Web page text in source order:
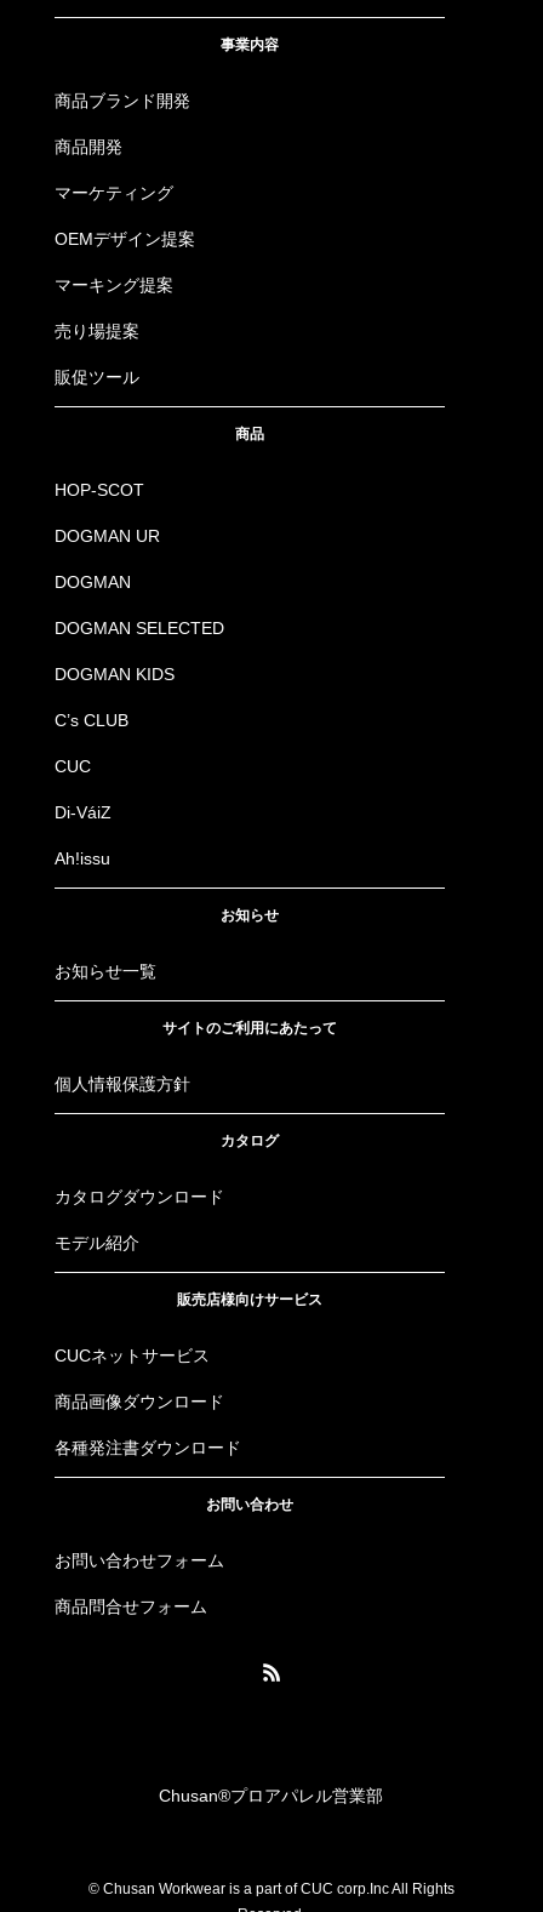
事業内容
商品ブランド開発
商品開発
マーケティング
OEMデザイン提案
マーキング提案
売り場提案
販促ツール
商品
HOP-SCOT
DOGMAN UR
DOGMAN
DOGMAN SELECTED
DOGMAN KIDS
C’s CLUB
CUC
Di-VáiZ
Ah!issu
お知らせ
お知らせ一覧
サイトのご利用にあたって
個人情報保護方針
カタログ
カタログダウンロード
モデル紹介
販売店様向けサービス
CUCネットサービス
商品画像ダウンロード
各種発注書ダウンロード
お問い合わせ
お問い合わせフォーム
商品問合せフォーム
Chusan®︎プロアパレル営業部
© Chusan Workwear is a part of CUC corp.Inc All Rights